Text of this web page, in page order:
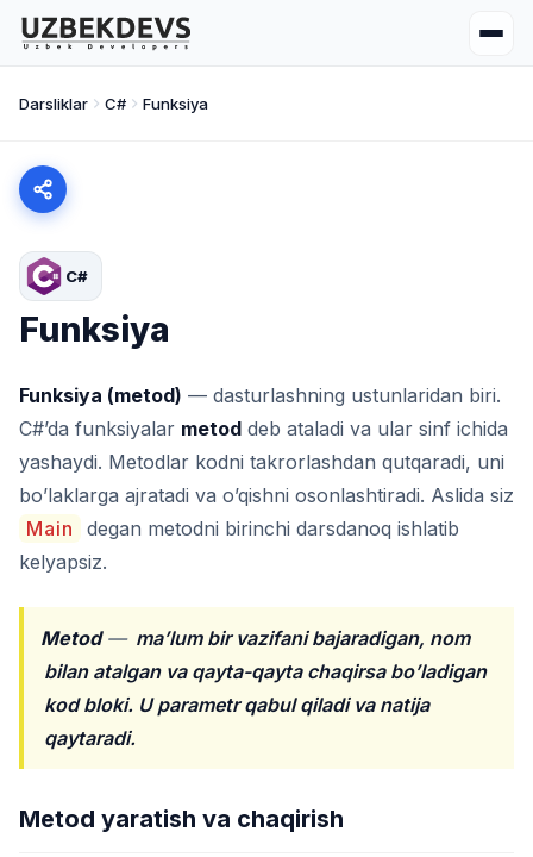
Darsliklar C# Funksiya
C#
Funksiya
Funksiya (metod) — dasturlashning ustunlaridan biri.
C#’da funksiyalar metod deb ataladi va ular sinf ichida
yashaydi. Metodlar kodni takrorlashdan qutqaradi, uni
bo’laklarga ajratadi va o’qishni osonlashtiradi. Aslida siz
Main
degan metodni birinchi darsdanoq ishlatib
kelyapsiz.
Metod— ma’lum bir vazifani bajaradigan, nom
bilan atalgan va qayta-qayta chaqirsa bo’ladigan
kod bloki. U parametr qabul qiladi va natija
qaytaradi.
Metod yaratish va chaqirish